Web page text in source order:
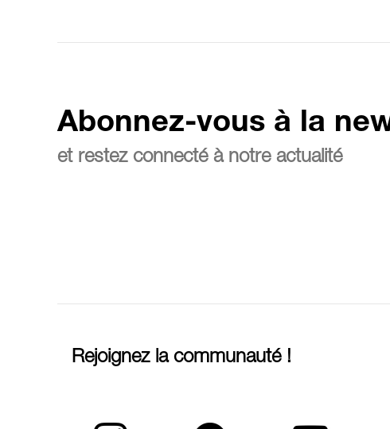
Abonnez-vous à la
et restez connecté à notre actualité
Rejoignez la communauté !